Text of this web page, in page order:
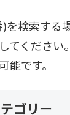
を検索する
てください
能です。
ゴリー